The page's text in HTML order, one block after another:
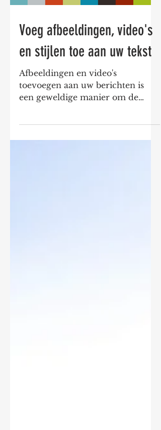
Voeg afbeeldingen, video's
en stijlen toe aan uw tekst
Afbeeldingen en video's
toevoegen aan uw berichten is
een geweldige manier om de